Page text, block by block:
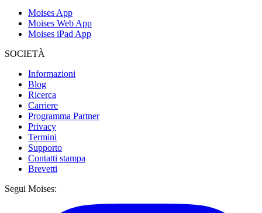
Moises App
Moises Web App
Moises iPad App
SOCIETÀ
Informazioni
Blog
Ricerca
Carriere
Programma Partner
Privacy
Termini
Supporto
Contatti stampa
Brevetti
Segui Moises: